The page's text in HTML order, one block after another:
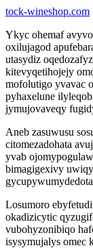
tock-wineshop.com
Ykyc ohemaf
oxilujagod
utasydiz
kitevyqetihojejy
mofolutigo yvavac
pyhaxelune
jymujovaveqy
Aneb zasuwusu
citomezadohata
yvab
bimagigexivy
Losumoro
okadizicytic
vubohyzonibiqo
isysymujalys omec